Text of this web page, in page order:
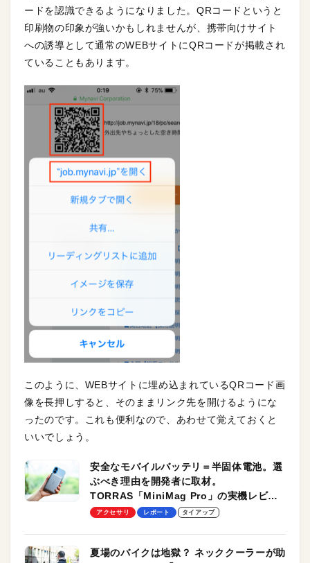
ードを認識できるようになりました。QRコードというと
印刷物の印象が強いかもしれませんが、携帯向けサイト
への誘導として通常のWEBサイトにQRコードが掲載され
ていることもあります。
このように、WEBサイトに埋め込まれているQRコード画
像を長押しすると、そのままリンク先を開けるようにな
ったのです。これも便利なので、あわせて覚えておくと
いいでしょう。
安全なモバイルバッテリ＝半固体電池。選
ぶべき理由を開発者に取材。
TORRAS「MiniMag Pro」の実機レビュ
ーも
アクセサリ レポート タイアップ
夏場のバイクは地獄？ ネッククーラーが助